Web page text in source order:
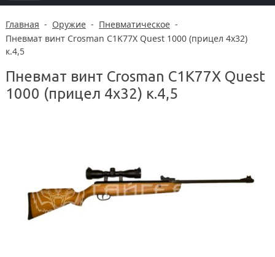
Главная - Оружие - Пневматическое -
Пневмат винт Crosman C1K77Х Quest 1000 (прицел 4х32)
к.4,5
Пневмат винт Crosman C1K77Х Quest
1000 (прицел 4х32) к.4,5